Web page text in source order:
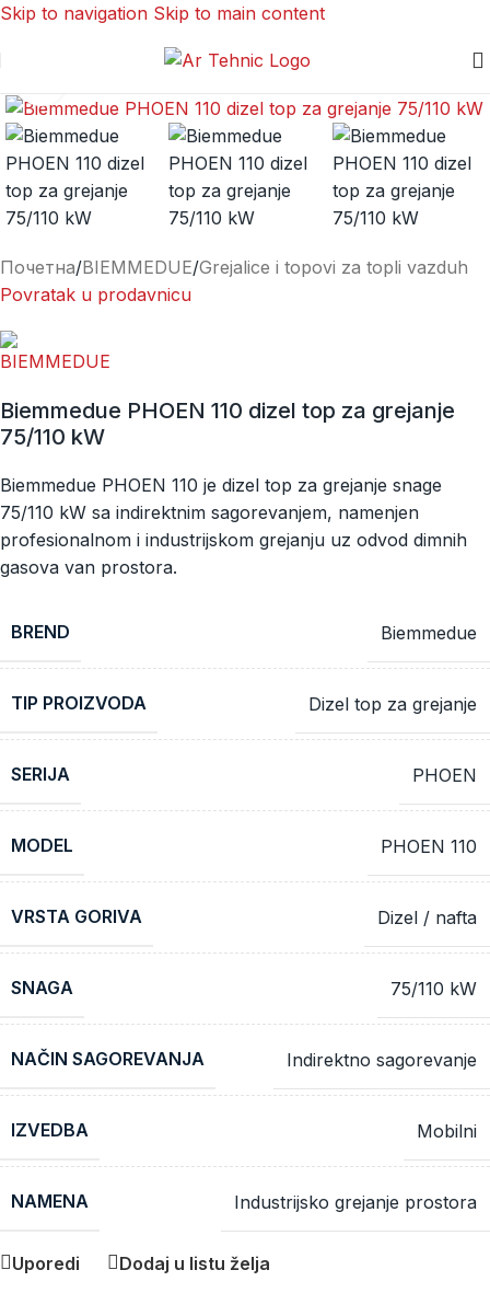
Skip to navigation Skip to main content
Почетна/BIEMMEDUE/Grejalice i topovi za topli vazduh
Povratak u prodavnicu
Biemmedue PHOEN 110 dizel top za grejanje
75/110 kW
Biemmedue PHOEN 110 je dizel top za grejanje snage
75/110 kW sa indirektnim sagorevanjem, namenjen
profesionalnom i industrijskom grejanju uz odvod dimnih
gasova van prostora.
BREND Biemmedue
TIP PROIZVODA Dizel top za grejanje
SERIJA PHOEN
MODEL PHOEN 110
VRSTA GORIVA Dizel / nafta
SNAGA 75/110 kW
NAČIN SAGOREVANJA Indirektno sagorevanje
IZVEDBA Mobilni
NAMENA Industrijsko grejanje prostora
Uporedi Dodaj u listu želja